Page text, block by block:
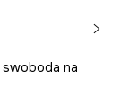
swoboda na